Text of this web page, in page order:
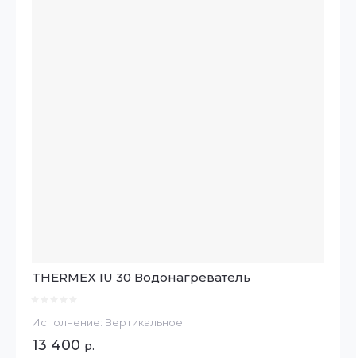
THERMEX IU 30 Водонагреватель
Исполнение: Вертикальное
13 400 р.